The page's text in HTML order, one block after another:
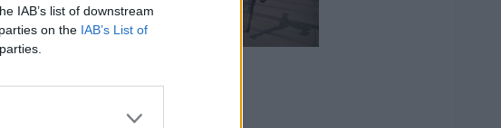
IAB’s list of downstream
on the IAB’s List of